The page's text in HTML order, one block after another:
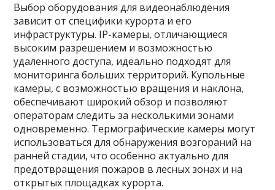
Выбор оборудования для видеонаблюдения
зависит от специфики курорта и его
инфраструктуры. IP-камеры, отличающиеся
высоким разрешением и возможностью
удаленного доступа, идеально подходят для
мониторинга больших территорий. Купольные
камеры, с возможностью вращения и наклона,
обеспечивают широкий обзор и позволяют
операторам следить за несколькими зонами
одновременно. Термографические камеры могут
использоваться для обнаружения возгораний на
ранней стадии, что особенно актуально для
предотвращения пожаров в лесных зонах и на
открытых площадках курорта.